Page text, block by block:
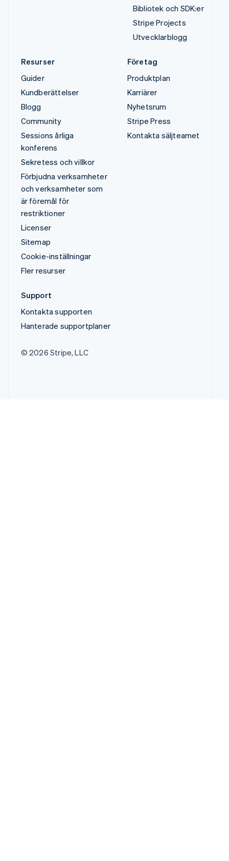
Bibliotek och SDK:er
Stripe Projects
Utvecklarblogg
Resurser
Guider
Kundberättelser
Blogg
Community
Sessions årliga
konferens
Sekretess och villkor
Förbjudna verksamheter
och verksamheter som
är föremål för
restriktioner
Licenser
Sitemap
Cookie-inställningar
Fler resurser
Företag
Produktplan
Karriärer
Nyhetsrum
Stripe Press
Kontakta säljteamet
Support
Kontakta supporten
Hanterade supportplaner
© 2026 Stripe, LLC